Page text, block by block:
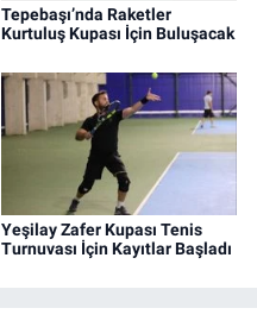
Tepebaşı’nda Raketler
Kurtuluş Kupası İçin Buluşacak
Yeşilay Zafer Kupası Tenis
Turnuvası İçin Kayıtlar Başladı